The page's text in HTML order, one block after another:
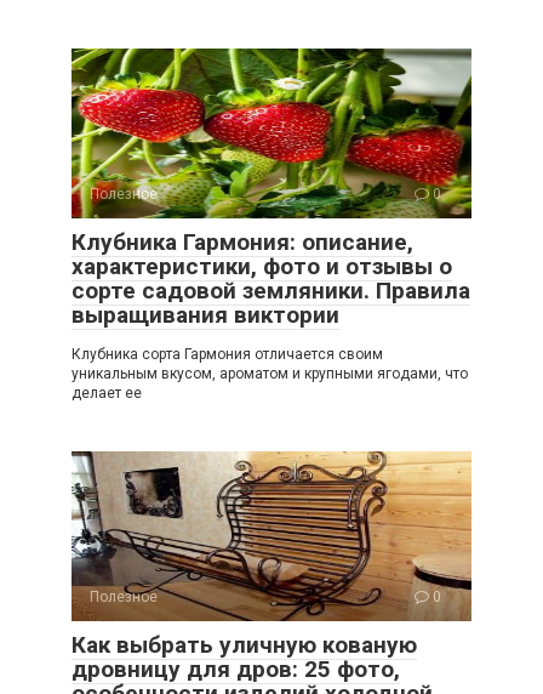
Полезное 0
Клубника Гармония: описание,
характеристики, фото и отзывы о
сорте садовой земляники. Правила
выращивания виктории
Клубника сорта Гармония отличается своим
уникальным вкусом, ароматом и крупными ягодами, что
делает ее
Полезное 0
Как выбрать уличную кованую
дровницу для дров: 25 фото,